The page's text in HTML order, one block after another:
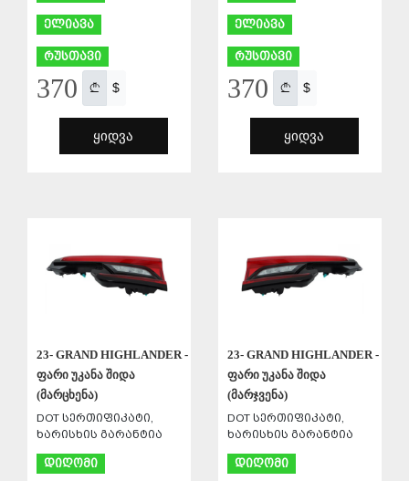
ელიავა
რუსთავი
370 $
ᲧᲘᲓᲕᲐ
ელიავა
რუსთავი
370 $
ᲧᲘᲓᲕᲐ
23- GRAND HIGHLANDER -
ფარი უკანა შიდა
(მარცხენა)
DOT სერთიფიკატი,
ხარისხის გარანტია
დიღომი
23- GRAND HIGHLANDER -
ფარი უკანა შიდა
(მარჯვენა)
DOT სერთიფიკატი,
ხარისხის გარანტია
დიღომი